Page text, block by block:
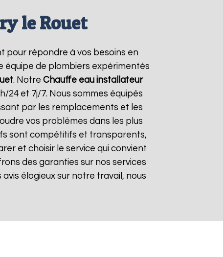
le Rouet
pour répondre à vos besoins en
équipe de plombiers expérimentés
. Notre Chauffe eau installateur
et 7j/7. Nous sommes équipés
par les remplacements et les
vos problèmes dans les plus
sont compétitifs et transparents,
et choisir le service qui convient
des garanties sur nos services
élogieux sur notre travail, nous